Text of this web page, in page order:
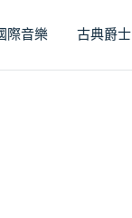
際音樂 古典爵士